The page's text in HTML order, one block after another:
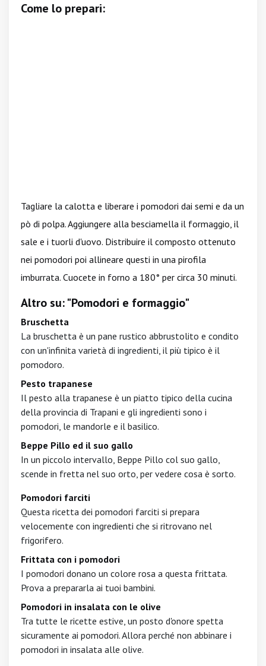
Come lo prepari:
Tagliare la calotta e liberare i pomodori dai semi e da un
pò di polpa. Aggiungere alla besciamella il formaggio, il
sale e i tuorli d'uovo. Distribuire il composto ottenuto
nei pomodori poi allineare questi in una pirofila
imburrata. Cuocete in forno a 180° per circa 30 minuti.
Altro su: "Pomodori e formaggio"
Bruschetta
La bruschetta è un pane rustico abbrustolito e condito
con un'infinita varietà di ingredienti, il più tipico è il
pomodoro.
Pesto trapanese
Il pesto alla trapanese è un piatto tipico della cucina
della provincia di Trapani e gli ingredienti sono i
pomodori, le mandorle e il basilico.
Beppe Pillo ed il suo gallo
In un piccolo intervallo, Beppe Pillo col suo gallo,
scende in fretta nel suo orto, per vedere cosa è sorto.
Pomodori farciti
Questa ricetta dei pomodori farciti si prepara
velocemente con ingredienti che si ritrovano nel
frigorifero.
Frittata con i pomodori
I pomodori donano un colore rosa a questa frittata.
Prova a prepararla ai tuoi bambini.
Pomodori in insalata con le olive
Tra tutte le ricette estive, un posto d'onore spetta
sicuramente ai pomodori. Allora perché non abbinare i
pomodori in insalata alle olive.